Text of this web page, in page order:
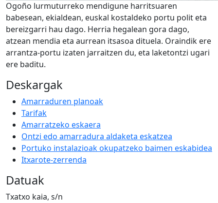
Ogoño lurmuturreko mendigune harritsuaren
babesean, ekialdean, euskal kostaldeko portu polit eta
bereizgarri hau dago. Herria hegalean gora dago,
atzean mendia eta aurrean itsasoa dituela. Oraindik ere
arrantza-portu izaten jarraitzen du, eta laketontzi ugari
ere baditu.
Deskargak
Amarraduren planoak
Tarifak
Amarratzeko eskaera
Ontzi edo amarradura aldaketa eskatzea
Portuko instalazioak okupatzeko baimen eskabidea
Itxarote-zerrenda
Datuak
Txatxo kaia, s/n